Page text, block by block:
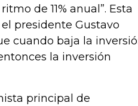
de 11% anual”. Esta
presidente Gustavo
cuando baja la
la inversión
principal de